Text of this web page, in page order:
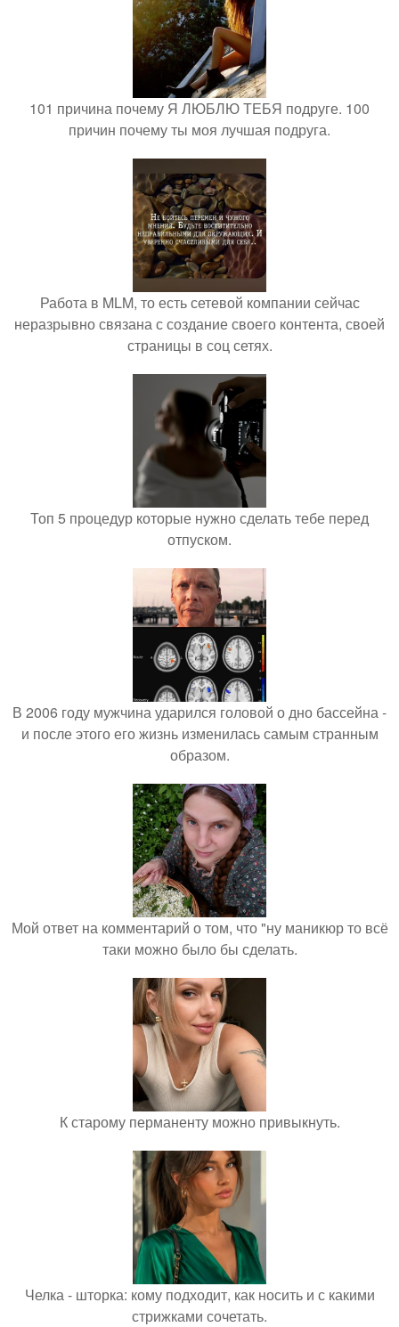
101 причина почему Я ЛЮБЛЮ ТЕБЯ подруге. 100
причин почему ты моя лучшая подруга.
Работа в MLM, то есть сетевой компании сейчас
неразрывно связана с создание своего контента, своей
страницы в соц сетях.
Топ 5 процедур которые нужно сделать тебе перед
отпуском.
В 2006 году мужчина ударился головой о дно бассейна -
и после этого его жизнь изменилась самым странным
образом.
Мой ответ на комментарий о том, что "ну маникюр то всё
таки можно было бы сделать.
К старому перманенту можно привыкнуть.
Челка - шторка: кому подходит, как носить и с какими
стрижками сочетать.